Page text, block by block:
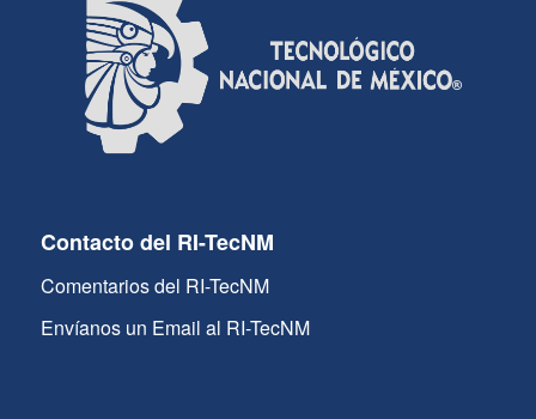
Contacto del RI-TecNM
Comentarios del RI-TecNM
Envíanos un Email al RI-TecNM